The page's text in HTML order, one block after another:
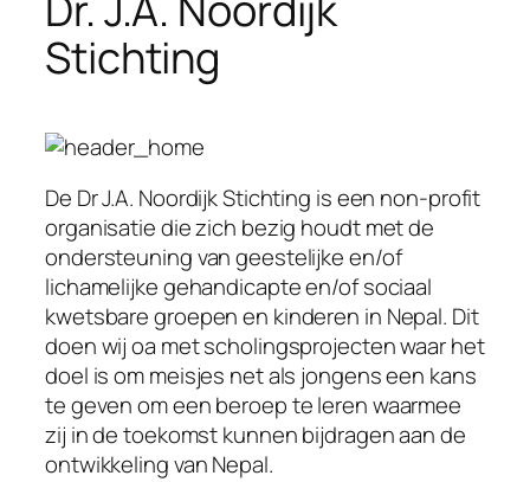
Stichting
De Dr J.A. Noordijk Stichting is een non-profit
organisatie die zich bezig houdt met de
ondersteuning van geestelijke en/of
lichamelijke gehandicapte en/of sociaal
kwetsbare groepen en kinderen in Nepal. Dit
doen wij oa met scholingsprojecten waar het
doel is om meisjes net als jongens een kans
te geven om een beroep te leren waarmee
zij in de toekomst kunnen bijdragen aan de
ontwikkeling van Nepal.